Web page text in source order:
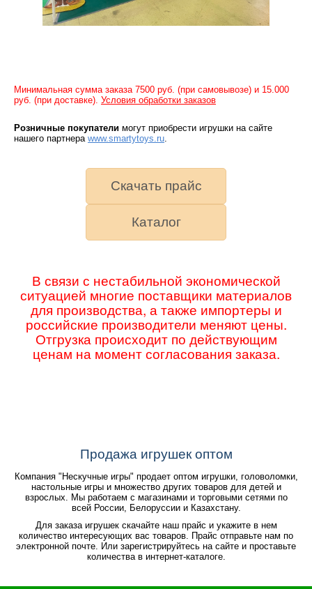
Минимальная сумма заказа 7500 руб. (при самовывозе) и 15.000
руб. (при доставке). Условия обработки заказов
Розничные покупатели могут приобрести игрушки на сайте
нашего партнера www.smartytoys.ru.
Скачать прайс
Каталог
В связи с нестабильной экономической
ситуацией многие поставщики материалов
для производства, а также импортеры и
российские производители меняют цены.
Отгрузка происходит по действующим
ценам на момент согласования заказа.
Продажа игрушек оптом
Компания "Нескучные игры" продает оптом игрушки, головоломки,
настольные игры и множество других товаров для детей и
взрослых. Мы работаем с магазинами и торговыми сетями по
всей России, Белоруссии и Казахстану.
Для заказа игрушек скачайте наш прайс и укажите в нем
количество интересующих вас товаров. Прайс отправьте нам по
электронной почте. Или зарегистрируйтесь на сайте и проставьте
количества в интернет-каталоге.